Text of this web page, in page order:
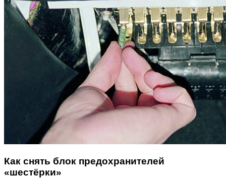
Как снять блок предохранителей
«шестёрки»